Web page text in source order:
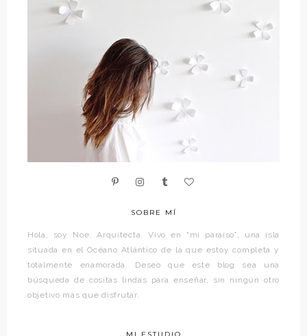
SOBRE MÍ
Hola, soy Noe. Arquitecta. Vivo en “mi paraíso”, una isla
situada en el Océano Atlántico de la que estoy completa y
totalmente enamorada. Deseo que este blog sea una
búsqueda de cositas lindas para enseñar, sin ningún otro
objetivo más que disfrutar.